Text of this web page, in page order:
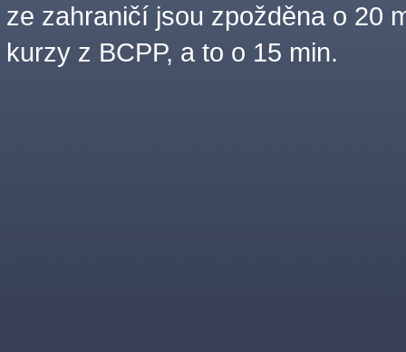
ze zahraničí jsou zpožděna o 20
kurzy z BCPP, a to o 15 min.